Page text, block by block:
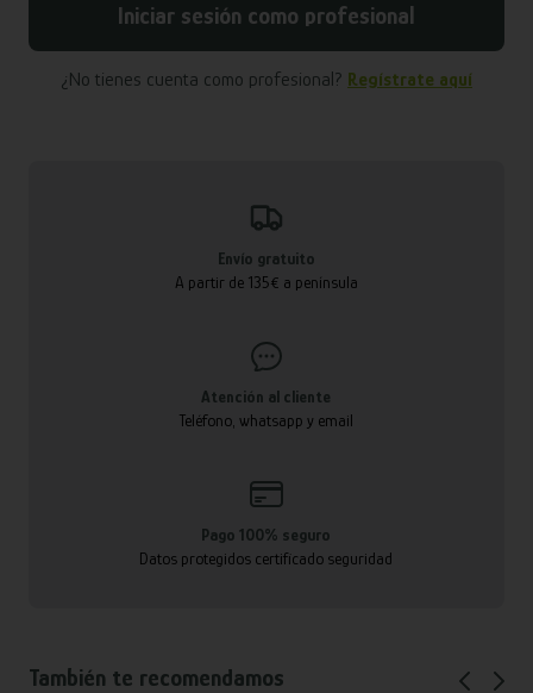
Iniciar sesión como profesional
¿No tienes cuenta como profesional? Regístrate aquí
Envío gratuito
A partir de 135€ a península
Atención al cliente
Teléfono, whatsapp y email
Pago 100% seguro
Datos protegidos certificado seguridad
También te recomendamos